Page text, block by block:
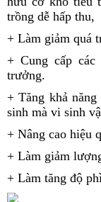
trồng dễ hấp thu,
+ Làm giảm quá
+ Cung cấp
trưởng.
+ Tăng khả
sinh mà vi sinh
+ Nâng cao hiệu
+ Làm giảm
+ Làm tăng độ